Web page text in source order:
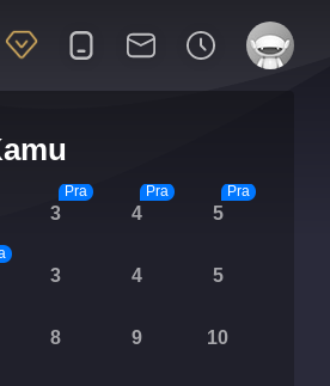
3
Pra
4
Pra
5
Pra
3 4 5
8 9 10